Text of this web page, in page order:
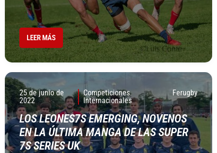
LEER MÁS
25 de junio de
2022
Competiciones
Internacionales
Ferugby
LOS LEONES7S EMERGING, NOVENOS
EN LA ÚLTIMA MANGA DE LAS SUPER
7S SERIES UK